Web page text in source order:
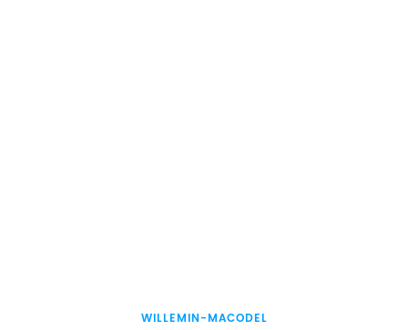
WILLEMIN-MACODEL